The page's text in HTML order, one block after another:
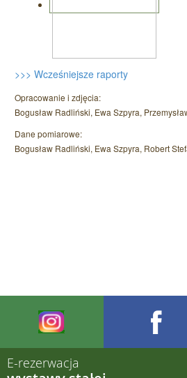
>>> Wcześniejsze raporty
Opracowanie i zdjęcia:
Bogusław Radliński, Ewa Szpyra,
Dane pomiarowe:
Bogusław Radliński, Ewa Szpyra, Robert
E-rezerwacja